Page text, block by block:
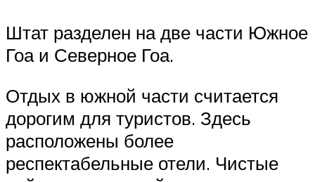
Штат разделен на две части Южное
Гоа и Северное Гоа.
Отдых в южной части считается
дорогим для туристов. Здесь
расположены более
респектабельные отели. Чистые